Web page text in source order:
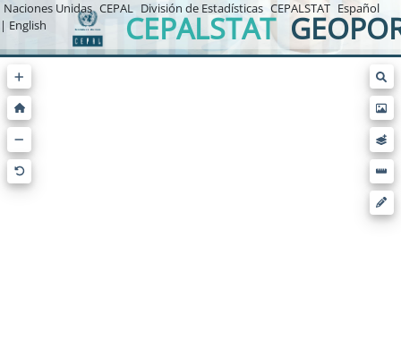
CEPALSTAT
Naciones Unidas CEPAL División de Estadísticas CEPALSTAT Español
| English